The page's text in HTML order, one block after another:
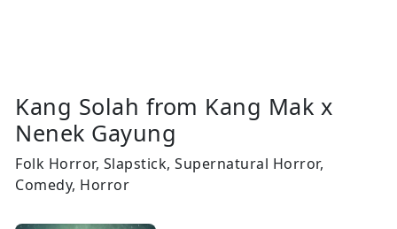
Kang Solah from Kang Mak x
Nenek Gayung
Folk Horror, Slapstick, Supernatural Horror,
Comedy, Horror